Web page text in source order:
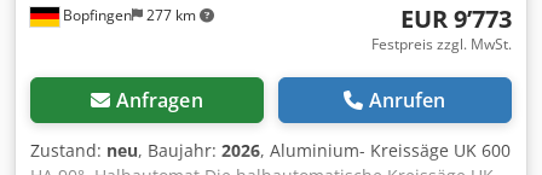
Bopfingen 277 km EUR 9’773
Festpreis zzgl. MwSt.
Anfragen Anrufen
Zustand: neu, Baujahr: 2026, Aluminium- Kreissäge UK 600